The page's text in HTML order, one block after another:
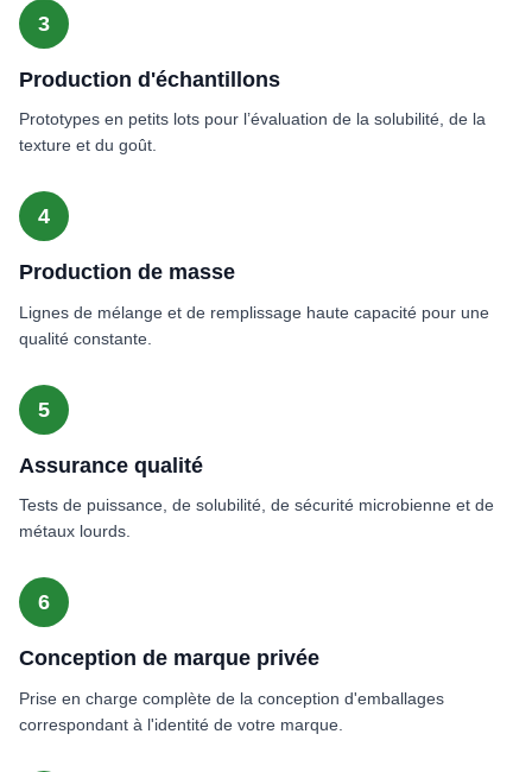
3
Production d'échantillons
Prototypes en petits lots pour l’évaluation de la solubilité, de la
texture et du goût.
4
Production de masse
Lignes de mélange et de remplissage haute capacité pour une
qualité constante.
5
Assurance qualité
Tests de puissance, de solubilité, de sécurité microbienne et de
métaux lourds.
6
Conception de marque privée
Prise en charge complète de la conception d'emballages
correspondant à l'identité de votre marque.